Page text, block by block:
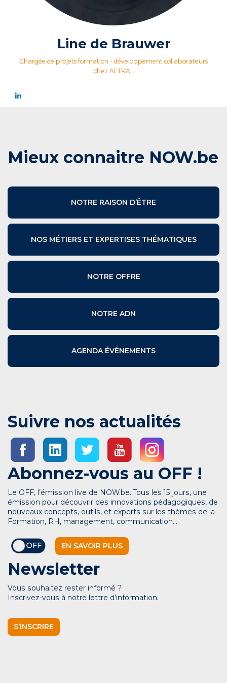
Line de Brauwer
Chargée de projets formation - développement collaborateurs
chez AFTRAL
Mieux connaitre NOW.be
NOTRE RAISON D’ÊTRE
NOS MÉTIERS ET EXPERTISES THÉMATIQUES
NOTRE OFFRE
NOTRE ADN
AGENDA ÉVÉNEMENTS
Suivre nos actualités
Abonnez-vous au OFF !
Le OFF, l’émission live de NOW.be. Tous les 15 jours, une
émission pour découvrir des innovations pédagogiques, de
nouveaux concepts, outils, et experts sur les thèmes de la
Formation, RH, management, communication…
EN SAVOIR PLUS
Newsletter
Vous souhaitez rester informé ?
Inscrivez-vous à notre lettre d’information.
S’INSCRIRE